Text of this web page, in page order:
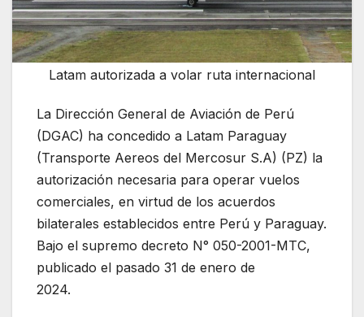
Latam autorizada a volar ruta internacional
La Dirección General de Aviación de Perú
(DGAC) ha concedido a Latam Paraguay
(Transporte Aereos del Mercosur S.A) (PZ) la
autorización necesaria para operar vuelos
comerciales, en virtud de los acuerdos
bilaterales establecidos entre Perú y Paraguay.
Bajo el supremo decreto N° 050-2001-MTC,
publicado el pasado 31 de enero de
2024.